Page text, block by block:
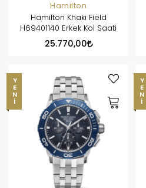
Hamilton
Hamilton Khaki Field
H69401140 Erkek Kol Saati
25.770,00
YENI YENI